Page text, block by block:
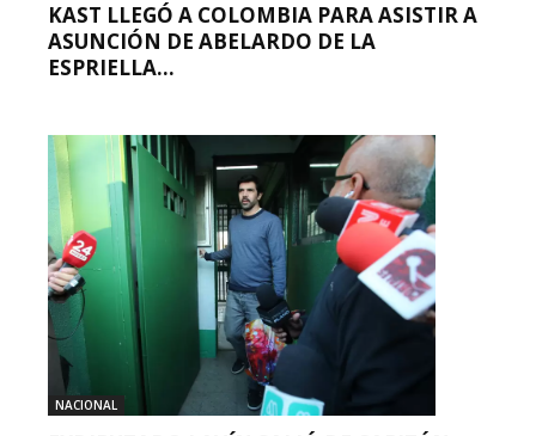
KAST LLEGÓ A COLOMBIA PARA ASISTIR A
ASUNCIÓN DE ABELARDO DE LA
ESPRIELLA...
NACIONAL